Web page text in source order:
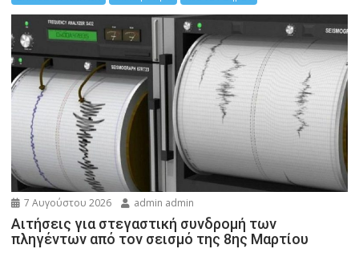
7 Αυγούστου 2026 admin admin
Αιτήσεις για στεγαστική συνδρομή των
πληγέντων από τον σεισμό της 8ης Μαρτίου